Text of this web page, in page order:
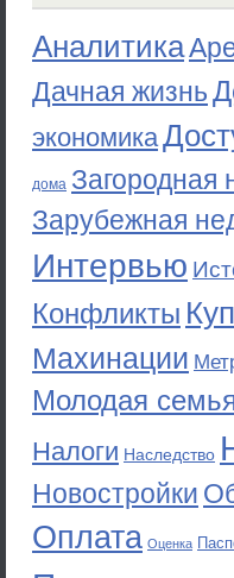
Аналитика
Дачная жизнь
экономика
дома Загородная
Зарубежная
Интервью
Конфликты
Махинации
Молодая
Налоги Наследство
Новостройки
Оплата Оценка